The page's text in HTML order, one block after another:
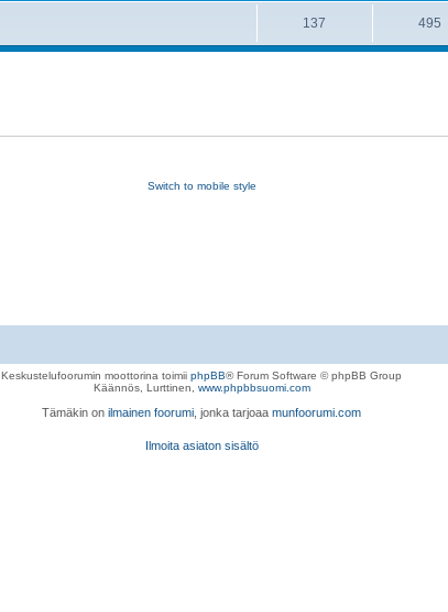
137 495
Switch to mobile style
Keskustelufoorumin moottorina toimii phpBB® Forum Software © phpBB Group
Käännös, Lurttinen, www.phpbbsuomi.com
Tämäkin on ilmainen foorumi , jonka tarjoaa munfoorumi.com
Ilmoita asiaton sisältö